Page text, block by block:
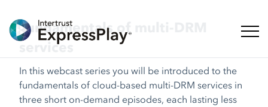
탐색
Fundamentals of multi-DRM
services
In this webcast series you will be introduced to the
fundamentals of cloud-based multi-DRM services in
three short on-demand episodes, each lasting less